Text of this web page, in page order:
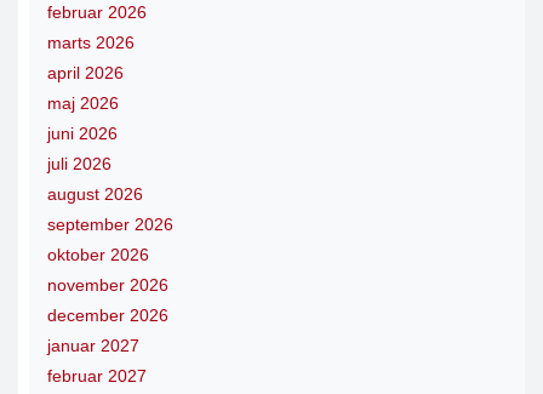
februar 2026
marts 2026
april 2026
maj 2026
juni 2026
juli 2026
august 2026
september 2026
oktober 2026
november 2026
december 2026
januar 2027
februar 2027